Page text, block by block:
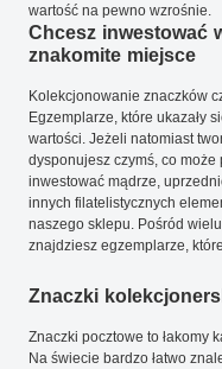
wartość na pewno wzrośnie.
Chcesz inwestować
znakomite miejsce
Kolekcjonowanie znaczków
Egzemplarze, które ukazały
wartości. Jeżeli natomiast
dysponujesz czymś, co
inwestować mądrze,
innych filatelistycznych
naszego sklepu. Pośród
znajdziesz egzemplarze,
Znaczki
Znaczki pocztowe to łakomy
Na świecie bardzo łatwo